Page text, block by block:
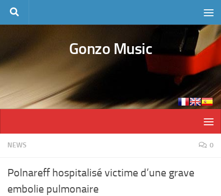
Skip to content
Gonzo Music
NEWS 0
Polnareff hospitalisé victime d’une grave
embolie pulmonaire